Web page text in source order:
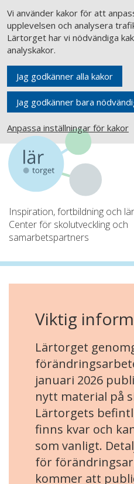
Vi använder kakor för att
upplevelsen och analysera
Lärtorget har vi nödvändiga
analyskakor.
Jag godkänner alla kakor
Jag godkänner bara
Anpassa inställningar för kakor
Inspiration, fortbildning och
Center för skolutveckling och
samarbetspartners
Viktig
Lärtorget
januari 2026
nytt material på
Lärtorgets
finns kvar och
som vanligt.
för
kommer att